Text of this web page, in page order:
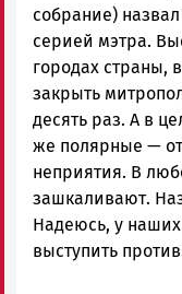
собрание)
серией мэтра.
городах страны,
закрыть
десять раз. А в
же полярные — от
неприятия. В
зашкаливают.
Надеюсь, у
выступить